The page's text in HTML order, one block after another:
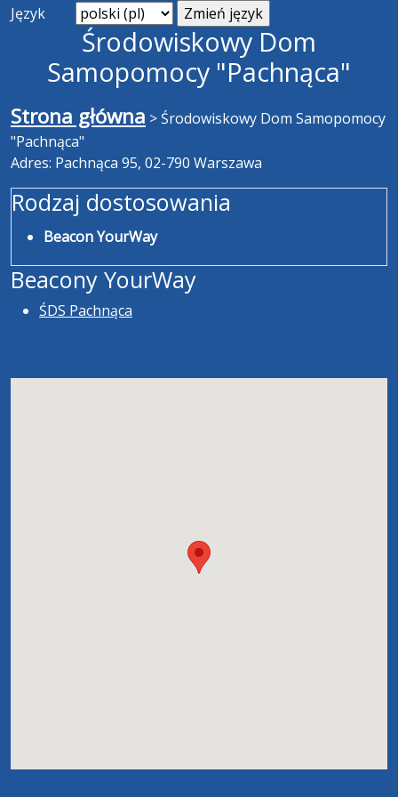
Język
Środowiskowy Dom
Samopomocy "Pachnąca"
Strona główna >Środowiskowy Dom Samopomocy
"Pachnąca"
Adres: Pachnąca 95, 02-790 Warszawa
Rodzaj dostosowania
Beacon YourWay
Beacony YourWay
ŚDS Pachnąca